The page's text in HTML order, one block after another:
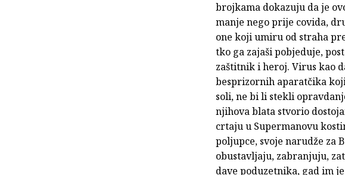
brojkama dokazuju da je
manje nego prije covida,
one koji umiru od straha
tko ga zajaši pobjeduje,
zaštitnik i heroj. Virus kao
besprizornih aparatčika
soli, ne bi li stekli
njihova blata stvorio
crtaju u Supermanovu
poljupce, svoje narudže za
obustavljaju, zabranjuju,
dave poduzetnika, gad im